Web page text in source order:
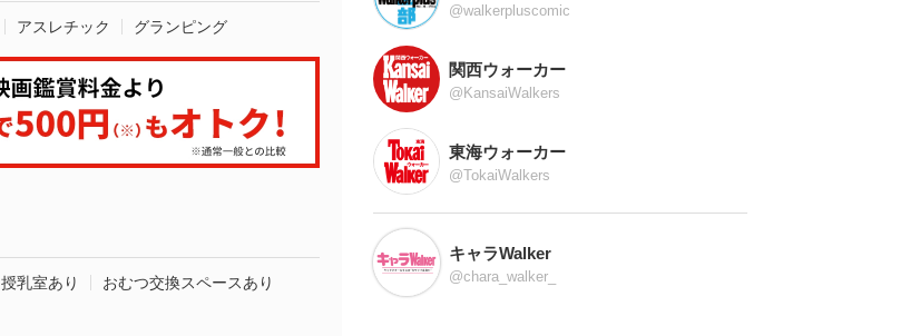
アスレチック グランピング
授乳室あり
おむつ交換スペースあり
@walkerpluscomic
関西ウォーカー
@KansaiWalkers
東海ウォーカー
@TokaiWalkers
キャラWalker
@chara_walker_